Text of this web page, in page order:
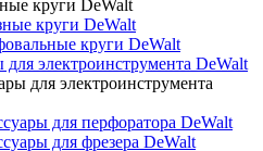
круги DeWalt
круги DeWalt
круги DeWalt
для электроинструмента DeWalt
для электроинструмента
для перфоратора DeWalt
для фрезера DeWalt